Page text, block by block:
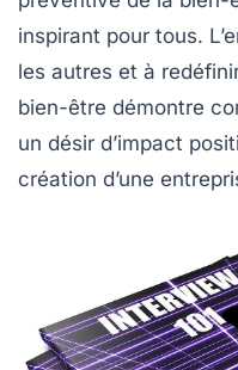
inspirant pour tous.
les autres et à
bien-être démontre
un désir d’impact
création d’une